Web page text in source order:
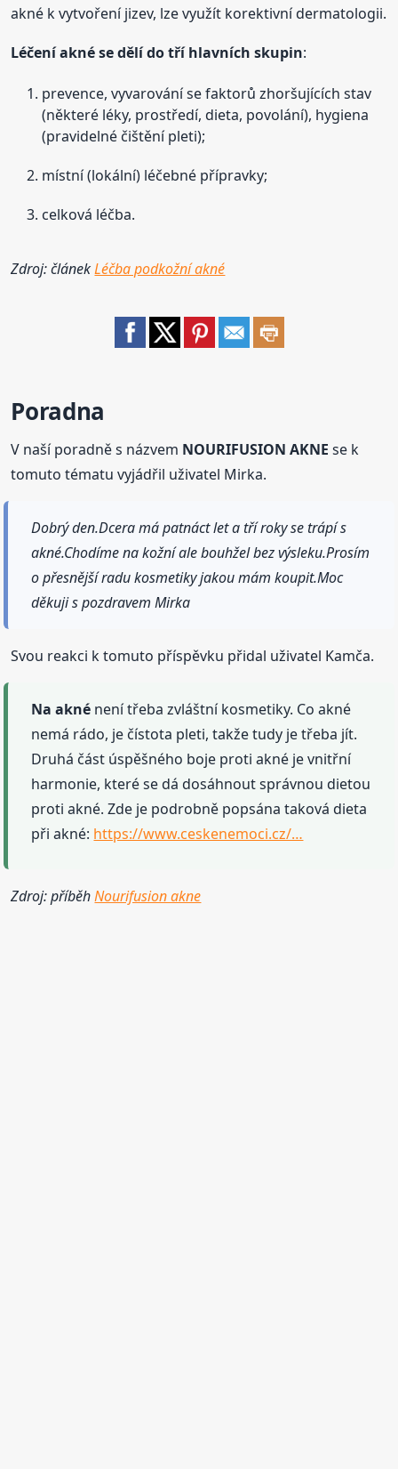
akné k vytvoření jizev, lze využít korektivní dermatologii.
Léčení akné se dělí do tří hlavních skupin:
prevence, vyvarování se faktorů zhoršujících stav
(některé léky, prostředí, dieta, povolání), hygiena
(pravidelné čištění pleti);
místní (lokální) léčebné přípravky;
celková léčba.
Zdroj: článekLéčba podkožní akné
Poradna
V naší poradně s názvem NOURIFUSION AKNE se k
tomuto tématu vyjádřil uživatel Mirka.
Dobrý den.Dcera má patnáct let a tří roky se trápí s
akné.Chodíme na kožní ale bouhžel bez výsleku.Prosím
o přesnější radu kosmetiky jakou mám koupit.Moc
děkuji s pozdravem Mirka
Svou reakci k tomuto příspěvku přidal uživatel Kamča.
Na akné není třeba zvláštní kosmetiky. Co akné
nemá rádo, je čístota pleti, takže tudy je třeba jít.
Druhá část úspěšného boje proti akné je vnitřní
harmonie, které se dá dosáhnout správnou dietou
proti akné. Zde je podrobně popsána taková dieta
při akné: https://www.ceskenemoci.cz/…
Zdroj: příběhNourifusion akne